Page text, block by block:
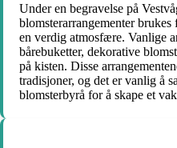
Under en begravelse på
blomsterarrangementer
en verdig atmosfære. Vanlige
bårebuketter, dekorative
på kisten. Disse
tradisjoner, og det er vanlig å
blomsterbyrå for å skape et